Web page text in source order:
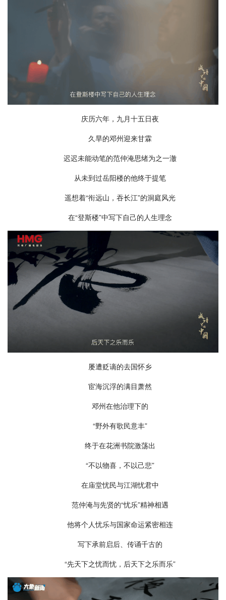
庆历六年，九月十五日夜
久旱的邓州迎来甘霖
迟迟未能动笔的范仲淹思绪为之一澈
从未到过岳阳楼的他终于提笔
遥想着“衔远山，吞长江”的洞庭风光
在“登斯楼”中写下自己的人生理念
屡遭贬谪的去国怀乡
宦海沉浮的满目萧然
邓州在他治理下的
“野外有歌民意丰”
终于在花洲书院激荡出
“不以物喜，不以己悲”
在庙堂忧民与江湖忧君中
范仲淹与先贤的“忧乐”精神相遇
他将个人忧乐与国家命运紧密相连
写下承前启后、传诵千古的
“先天下之忧而忧，后天下之乐而乐”